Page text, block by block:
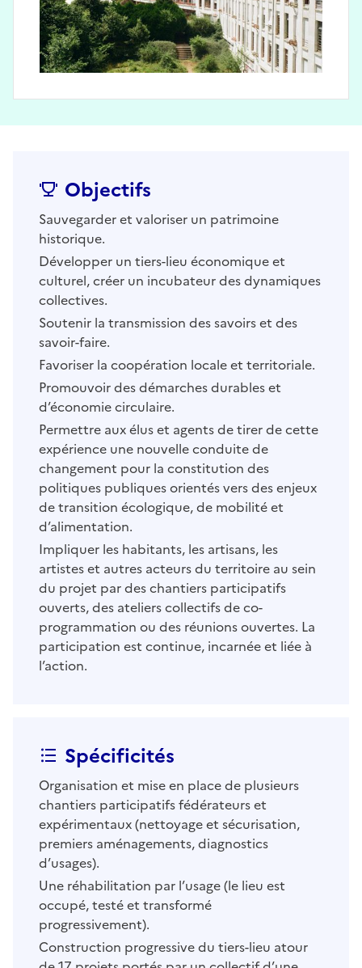
Objectifs
Sauvegarder et valoriser un patrimoine
historique.
Développer un tiers-lieu économique et
culturel, créer un incubateur des dynamiques
collectives.
Soutenir la transmission des savoirs et des
savoir-faire.
Favoriser la coopération locale et territoriale.
Promouvoir des démarches durables et
d’économie circulaire.
Permettre aux élus et agents de tirer de cette
expérience une nouvelle conduite de
changement pour la constitution des
politiques publiques orientés vers des enjeux
de transition écologique, de mobilité et
d’alimentation.
Impliquer les habitants, les artisans, les
artistes et autres acteurs du territoire au sein
du projet par des chantiers participatifs
ouverts, des ateliers collectifs de co-
programmation ou des réunions ouvertes. La
participation est continue, incarnée et liée à
l’action.
Spécificités
Organisation et mise en place de plusieurs
chantiers participatifs fédérateurs et
expérimentaux (nettoyage et sécurisation,
premiers aménagements, diagnostics
d’usages).
Une réhabilitation par l’usage (le lieu est
occupé, testé et transformé
progressivement).
Construction progressive du tiers-lieu atour